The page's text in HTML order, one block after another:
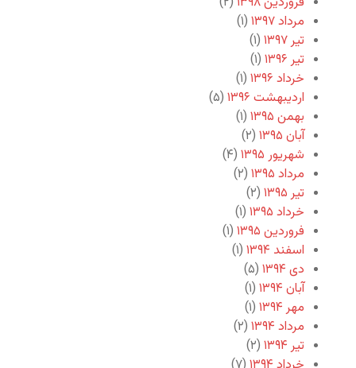
مرداد ۱۳۹۷
(۱)
تیر ۱۳۹۷
(۱)
تیر ۱۳۹۶
(۱)
خرداد ۱۳۹۶
(۱)
اردیبهشت ۱۳۹۶
(۵)
بهمن ۱۳۹۵
(۱)
آبان ۱۳۹۵
(۲)
شهریور ۱۳۹۵
(۴)
مرداد ۱۳۹۵
(۲)
تیر ۱۳۹۵
(۲)
خرداد ۱۳۹۵
(۱)
فروردین ۱۳۹۵
(۱)
اسفند ۱۳۹۴
(۱)
دی ۱۳۹۴
(۵)
آبان ۱۳۹۴
(۱)
مهر ۱۳۹۴
(۱)
مرداد ۱۳۹۴
(۲)
تیر ۱۳۹۴
(۲)